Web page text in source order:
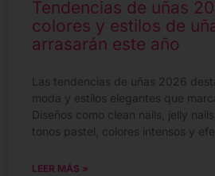
Tendencias de uñas
colores y estilos de
arrasarán este año
Las tendencias de uñas 2026
moda y estilos elegantes que
Diseños como clean nails, jelly
tonos pastel, colores intensos y
LEER MÁS »